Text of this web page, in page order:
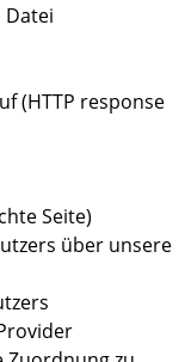
Datei
(HTTP response
Seite)
über unsere